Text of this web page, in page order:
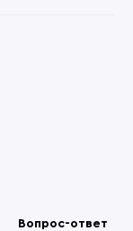
Вопрос-ответ